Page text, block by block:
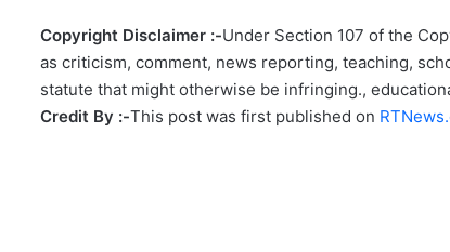
Copyright Disclaimer :-Under Section 107 of the
as criticism, comment, news reporting, teaching,
statute that might otherwise be infringing.,
Credit By :-This post was first published on